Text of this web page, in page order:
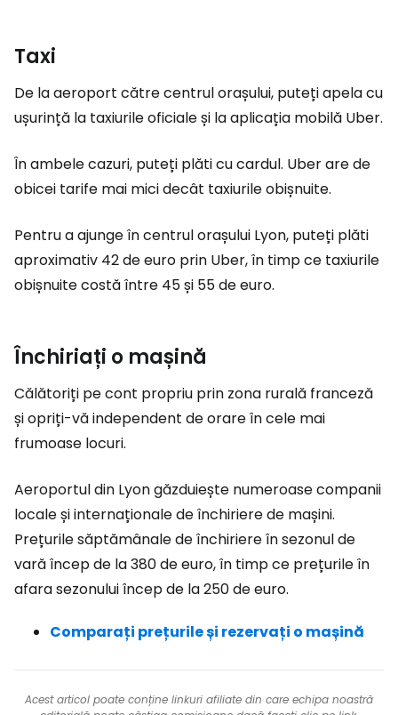
Taxi
De la aeroport către centrul orașului, puteți apela cu
ușurință la taxiurile oficiale și la aplicația mobilă Uber.
În ambele cazuri, puteți plăti cu cardul. Uber are de
obicei tarife mai mici decât taxiurile obișnuite.
Pentru a ajunge în centrul orașului Lyon, puteți plăti
aproximativ 42 de euro prin Uber, în timp ce taxiurile
obișnuite costă între 45 și 55 de euro.
Închiriați o mașină
Călătoriți pe cont propriu prin zona rurală franceză
și opriți-vă independent de orare în cele mai
frumoase locuri.
Aeroportul din Lyon găzduiește numeroase companii
locale și internaționale de închiriere de mașini.
Prețurile săptămânale de închiriere în sezonul de
vară încep de la 380 de euro, în timp ce prețurile în
afara sezonului încep de la 250 de euro.
Comparați prețurile și rezervați o mașină
Acest articol poate conține linkuri afiliate din care echipa noastră